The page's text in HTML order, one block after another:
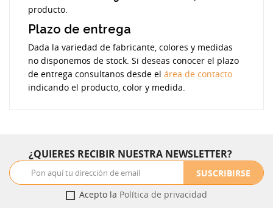
producto.
Plazo de entrega
Dada la variedad de fabricante, colores y medidas
no disponemos de stock. Si deseas conocer el plazo
de entrega consultanos desde el área de contacto
indicando el producto, color y medida.
¿QUIERES RECIBIR NUESTRA NEWSLETTER?
SUSCRIBIRSE
Acepto la Política de privacidad